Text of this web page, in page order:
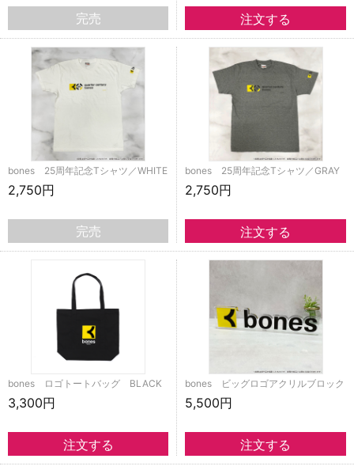
完売
bones 25周年記念Tシャツ／WHITE
2,750円
完売
bones 25周年記念Tシャツ／GRAY
2,750円
bones ロゴトートバッグ BLACK
3,300円
bones ビッグロゴアクリルブロック
5,500円